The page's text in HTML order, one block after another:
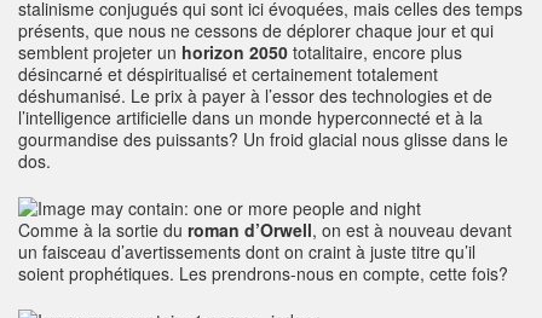
stalinisme conjugués qui sont ici évoquées, mais celles des temps
présents, que nous ne cessons de déplorer chaque jour et qui
semblent projeter un horizon 2050 totalitaire, encore plus
désincarné et déspiritualisé et certainement totalement
déshumanisé. Le prix à payer à l’essor des technologies et de
l’intelligence artificielle dans un monde hyperconnecté et à la
gourmandise des puissants? Un froid glacial nous glisse dans le
dos.
Comme à la sortie du roman d’Orwell, on est à nouveau devant
un faisceau d’avertissements dont on craint à juste titre qu’il
soient prophétiques. Les prendrons-nous en compte, cette fois?